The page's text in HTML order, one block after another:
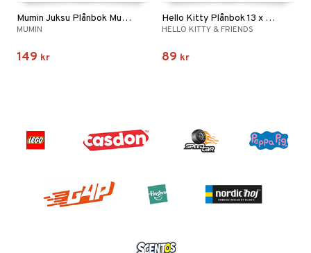
Mumin Juksu Plånbok Mumin Blå
MUMIN
149 kr
Hello Kitty Plånbok 13 x 8,5 cm
HELLO KITTY & FRIENDS
89 kr